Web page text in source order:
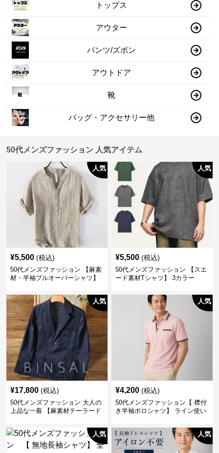
トップス
アウター
パンツ/ズボン
アウトドア
靴
バッグ・アクセサリー他
50代メンズファッション 人気アイテム
人気
¥5,500 (税込)
50代メンズファッション 【麻素
材・半袖プルオーバーシャツ】
人気
¥5,500 (税込)
50代メンズファッション 【スエ
ード素材Tシャツ】 3カラー
人気
¥17,800 (税込)
50代メンズファッション 大人の
上品な一着 【麻素材テーラード
人気
¥4,200 (税込)
50代メンズファッション【 襟付
き半袖ポロシャツ】 ライン使い
人気 人気